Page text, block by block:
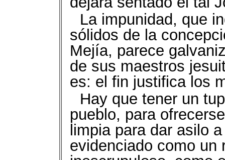
La impunidad, que
sólidos de la
Mejía, parece
de sus maestros
es: el fin justifica los
Hay que tener un
pueblo, para
limpia para dar asilo
evidenciado como un